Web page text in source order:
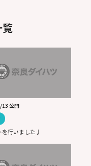
公開
を行いました♩